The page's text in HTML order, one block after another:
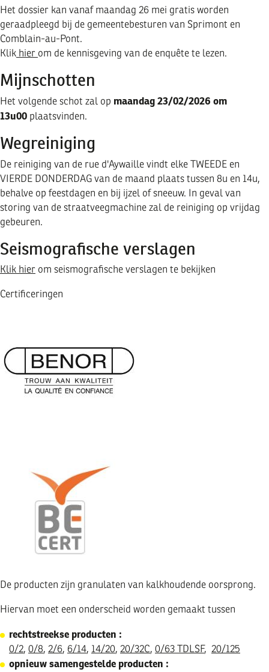
Het dossier kan vanaf maandag 26 mei gratis worden
geraadpleegd bij de gemeentebesturen van Sprimont en
Comblain-au-Pont.
Klik hier om de kennisgeving van de enquête te lezen.
Mijnschotten
Het volgende schot zal op maandag 23/02/2026 om
13u00 plaatsvinden.
Wegreiniging
De reiniging van de rue d'Aywaille vindt elke TWEEDE en
VIERDE DONDERDAG van de maand plaats tussen 8u en 14u,
behalve op feestdagen en bij ijzel of sneeuw. In geval van
storing van de straatveegmachine zal de reiniging op vrijdag
gebeuren.
Seismografische verslagen
Klik hier om seismografische verslagen te bekijken
Certificeringen
De producten zijn granulaten van kalkhoudende oorsprong.
Hiervan moet een onderscheid worden gemaakt tussen
rechtstreekse producten :
0/2, 0/8, 2/6, 6/14, 14/20, 20/32C, 0/63 TDLSF, 20/125
opnieuw samengestelde producten :